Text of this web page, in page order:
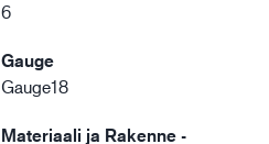
6
Gauge
Gauge18
Materiaali ja Rakenne -